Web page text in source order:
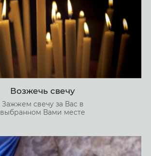
Возжечь свечу
Зажжем свечу за Вас в
выбранном Вами месте